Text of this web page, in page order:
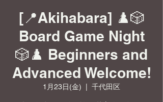
[📍Akihabara] ♟️🎲
Board Game Night
🎲♟️ Beginners and
Advanced Welcome!
1月23日(金) 千代田区